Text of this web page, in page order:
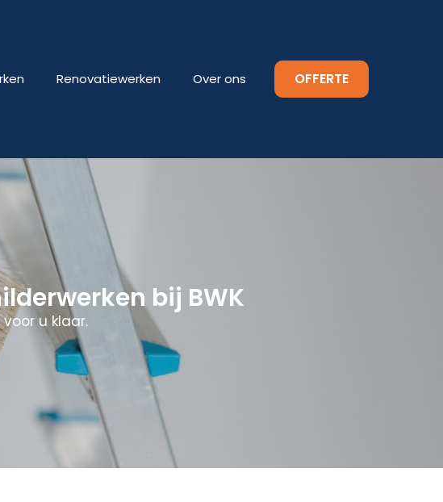
Renovatiewerken Over ons OFFERTE
bij BWK
u klaar.